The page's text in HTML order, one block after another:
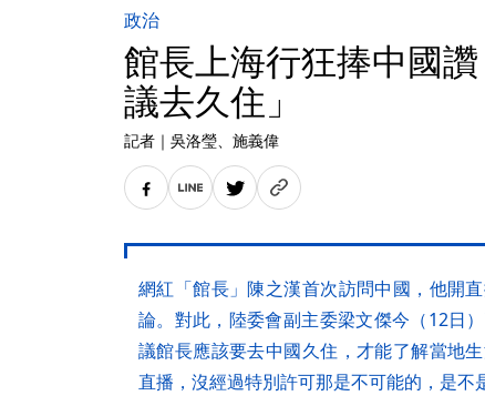
政治
館長上海行狂捧中國
議去久住」
記者 ｜ 吳洛瑩、施義偉
網紅「館長」陳之漢首次訪問中國，他開
論。對此，陸委會副主委梁文傑今（12日
議館長應該要去中國久住，才能了解當地
直播，沒經過特別許可那是不可能的，是不